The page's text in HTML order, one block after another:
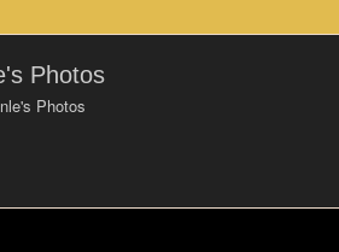
Photos
Photos